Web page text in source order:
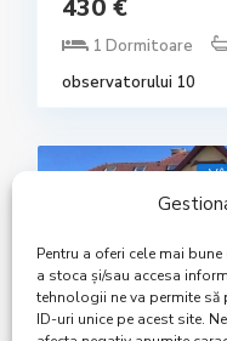
Pentru a oferi cele mai
a stoca și/sau accesa
tehnologii ne va permite
ID-uri unice pe acest site.
430 €
1 Dormitoare
observatorului 10